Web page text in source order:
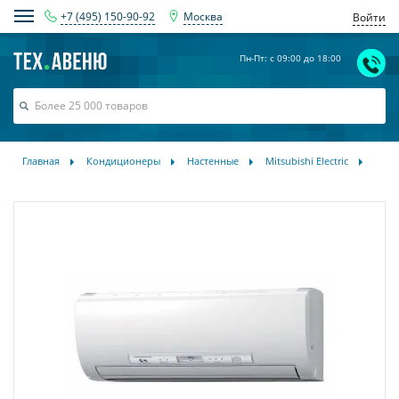
+7 (495) 150-90-92 Москва Войти
Пн-Пт: с 09:00 до 18:00
Главная Кондиционеры Настенные Mitsubishi Electric